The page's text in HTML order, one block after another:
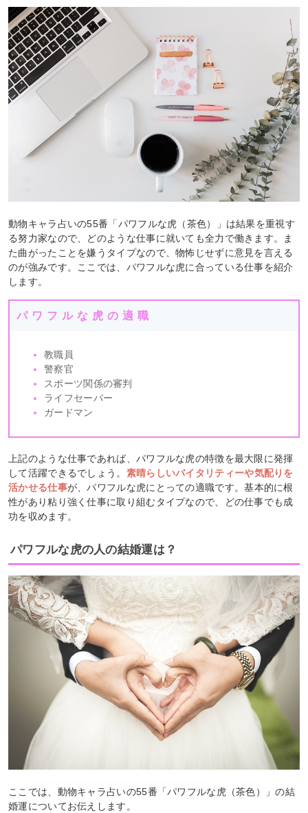
動物キャラ占いの55番「パワフルな虎（茶色）」は結果を重視す
る努力家なので、どのような仕事に就いても全力で働きます。ま
た曲がったことを嫌うタイプなので、物怖じせずに意見を言える
のが強みです。ここでは、パワフルな虎に合っている仕事を紹介
します。
パワフルな虎の適職
教職員
警察官
スポーツ関係の審判
ライフセーバー
ガードマン
上記のような仕事であれば、パワフルな虎の特徴を最大限に発揮
して活躍できるでしょう。 素晴らしいバイタリティーや気配りを
活かせる仕事が、パワフルな虎にとっての適職です。基本的に根
性があり粘り強く仕事に取り組むタイプなので、どの仕事でも成
功を収めます。
パワフルな虎の人の結婚運は？
ここでは、動物キャラ占いの55番「パワフルな虎（茶色）」の結
婚運についてお伝えします。